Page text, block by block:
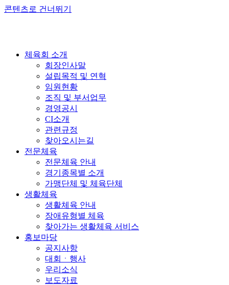
콘텐츠로 건너뛰기
체육회 소개
회장인사말
설립목적 및 연혁
임원현황
조직 및 부서업무
경영공시
CI소개
관련규정
찾아오시는길
전문체육
전문체육 안내
경기종목별 소개
가맹단체 및 체육단체
생활체육
생활체육 안내
장애유형별 체육
찾아가는 생활체육 서비스
홍보마당
공지사항
대회ㆍ행사
우리소식
보도자료